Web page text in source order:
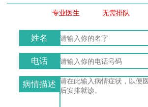
专业医生 无需排队
姓名
电话
病情描述